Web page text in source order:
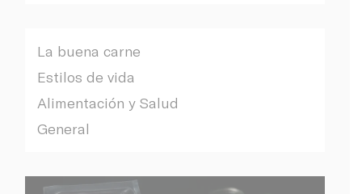
La buena carne
Estilos de vida
Alimentación y Salud
General